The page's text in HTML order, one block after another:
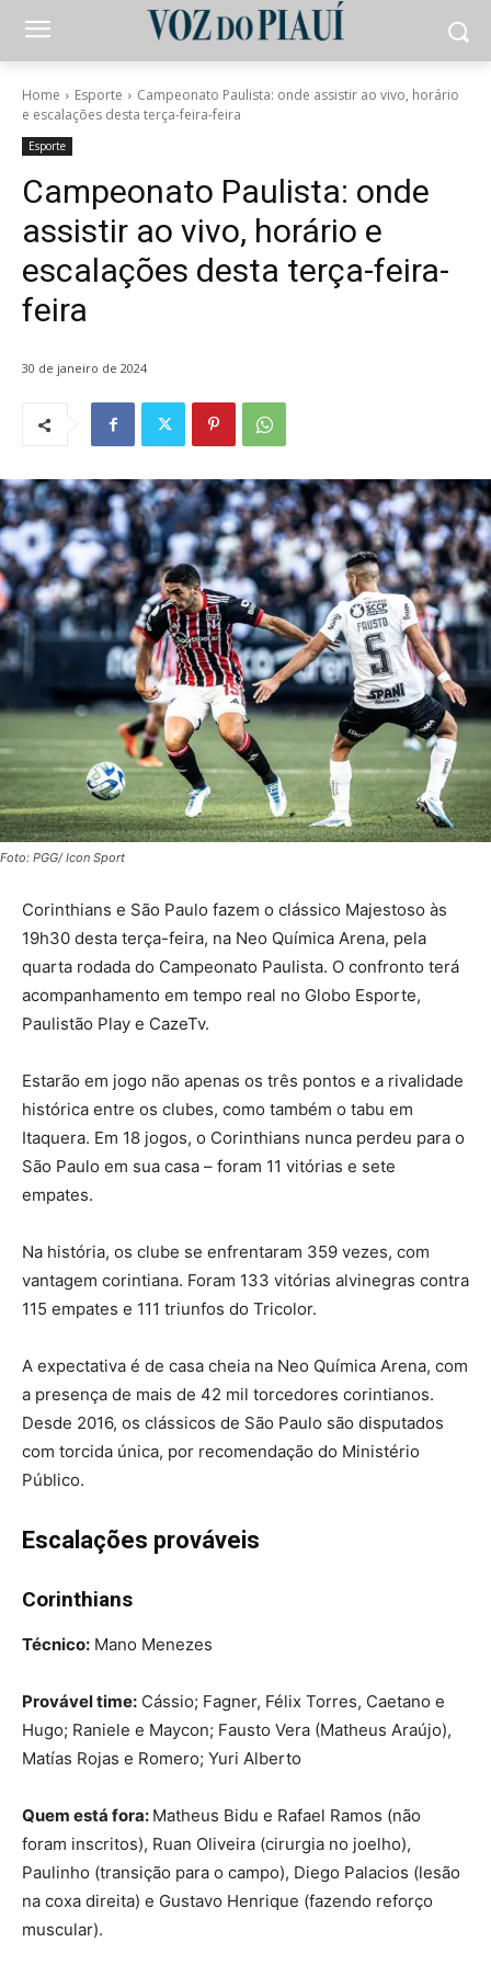
Home Esporte
Campeonato Paulista: onde assistir ao vivo, horário
e escalações desta terça-feira-feira
Esporte
Campeonato Paulista: onde
assistir ao vivo, horário e
escalações desta terça-feira-
feira
30 de janeiro de 2024
Foto: PGG/ Icon Sport
Corinthians e São Paulo fazem o clássico Majestoso às
19h30 desta terça-feira, na Neo Química Arena, pela
quarta rodada do Campeonato Paulista. O confronto terá
acompanhamento em tempo real no Globo Esporte,
Paulistão Play e CazeTv.
Estarão em jogo não apenas os três pontos e a rivalidade
histórica entre os clubes, como também o tabu em
Itaquera. Em 18 jogos, o Corinthians nunca perdeu para o
São Paulo em sua casa – foram 11 vitórias e sete
empates.
Na história, os clube se enfrentaram 359 vezes, com
vantagem corintiana. Foram 133 vitórias alvinegras contra
115 empates e 111 triunfos do Tricolor.
A expectativa é de casa cheia na Neo Química Arena, com
a presença de mais de 42 mil torcedores corintianos.
Desde 2016, os clássicos de São Paulo são disputados
com torcida única, por recomendação do Ministério
Público.
Escalações prováveis
Corinthians
Técnico: Mano Menezes
Provável time: Cássio; Fagner, Félix Torres, Caetano e
Hugo; Raniele e Maycon; Fausto Vera (Matheus Araújo),
Matías Rojas e Romero; Yuri Alberto
Quem está fora: Matheus Bidu e Rafael Ramos (não
foram inscritos), Ruan Oliveira (cirurgia no joelho),
Paulinho (transição para o campo), Diego Palacios (lesão
na coxa direita) e Gustavo Henrique (fazendo reforço
muscular).